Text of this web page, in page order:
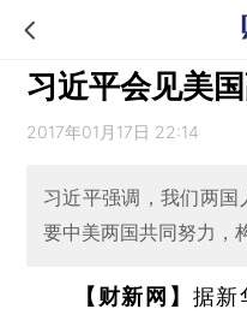
习近平会见美
2017年01月17日 22:14
习近平强调，我们两
要中美两国共同努力，
【财新网】 据新